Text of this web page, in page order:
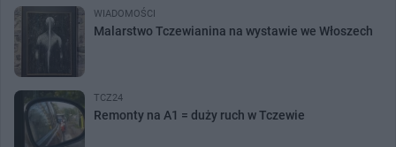
WIADOMOŚCI
Malarstwo Tczewianina na wystawie we Włoszech
TCZ24
Remonty na A1 = duży ruch w Tczewie